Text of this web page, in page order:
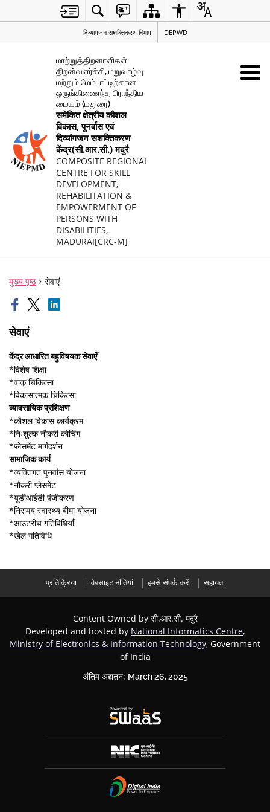
दिव्यांगजन सशक्तिकरण विभाग DEPWD
மாற்றுத்திறனாளிகள்
திறன்வளர்ச்சி, மறுவாழ்வு
மற்றும் மேம்பாட்டிற்கான
ஒருங்கிணைந்த பிராந்திய
மையம் (மதுரை)
समेकित क्षेत्रीय कौशल
विकास, पुनर्वास एवं
दिव्यांगजन सशक्तिकरण
केंद्र(सी.आर.सी.) मदुरै
COMPOSITE REGIONAL
CENTRE FOR SKILL
DEVELOPMENT,
REHABILITATION &
EMPOWERMENT OF
PERSONS WITH
DISABILITIES,
MADURAI[CRC-M]
मुख्य पृष्ठ सेवाएं
सेवाएं
केंद्र आधारित बहुविषयक सेवाएँ
*विशेष शिक्षा
*वाक् चिकित्सा
*विकासात्मक चिकित्सा
व्यावसायिक प्रशिक्षण
*कौशल विकास कार्यक्रम
*निःशुल्क नौकरी कोचिंग
*प्लेसमेंट मार्गदर्शन
सामाजिक कार्य
*व्यक्तिगत पुनर्वास योजना
*नौकरी प्लेसमेंट
*यूडीआईडी ​​पंजीकरण
*निरामय स्वास्थ्य बीमा योजना
*आउटरीच गतिविधियाँ
*खेल गतिविधि
प्रतिक्रिया वेबसाइट नीतियां हमसे संपर्क करें सहायता
Content Owned by सी.आर.सी. मदुरै
Developed and hosted by National Informatics Centre,
Ministry of Electronics & Information Technology, Government
of India
अंतिम अद्यतन: March 26, 2025